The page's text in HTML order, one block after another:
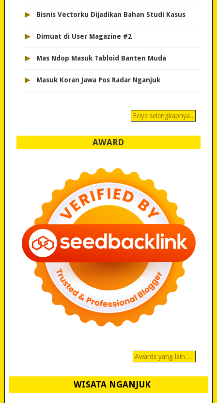
▸ Bisnis Vectorku Dijadikan Bahan Studi Kasus
▸ Dimuat di User Magazine #2
▸ Mas Ndop Masuk Tabloid Banten Muda
▸ Masuk Koran Jawa Pos Radar Nganjuk
Eciye selengkapnya..
AWARD
Awards yang lain…
WISATA NGANJUK